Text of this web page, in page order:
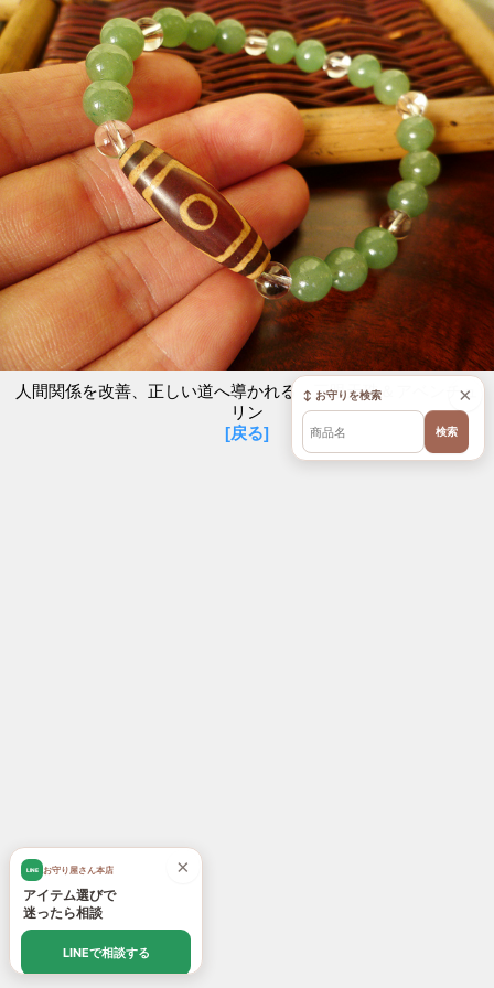
人間関係を改善、正しい道へ導かれる 三眼天珠＆アベンチュ
リン
[戻る]
×
LINE お守り屋さん本店
アイテム選びで
迷ったら相談
LINEで相談する
×
↕ お守りを検索
検索